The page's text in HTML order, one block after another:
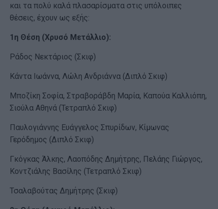
και τα πολύ καλά πλασαρίσματα στις υπόλοιπες
θέσεις, έχουν ως εξής:
1η Θέση (Χρυσό Μετάλλιο):
Ράδος Νεκτάριος (Σκιφ)
Κάντα Ιωάννα, Λώλη Ανδριάννα (Διπλό Σκιφ)
Μποζίκη Σοφία, Στραβοράβδη Μαρία, Καπούα Καλλιόπη,
Σιούλα Αθηνά (Τετραπλό Σκιφ)
Παυλογιάννης Ευάγγελος Σπυρίδων, Κίμωνας
Γερόδημος (Διπλό Σκιφ)
Γκόγκας Άλκης, Λαοπόδης Δημήτρης, Πελάης Γιώργος,
Κοντζιάλης Βασίλης (Τετραπλό Σκιφ)
Τσαλαβούτας Δημήτρης (Σκιφ)